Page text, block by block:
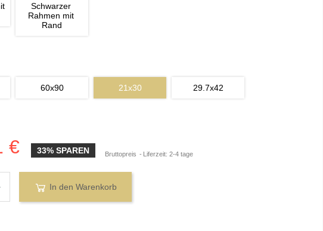
Schwarzer
Rahmen mit
Rand
60x90 21x30 29.7x42
€ 33% SPAREN Bruttopreis Liferzeit: 2-4 tage
In den Warenkorb